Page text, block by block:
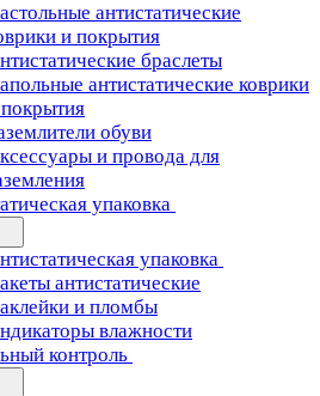
антистатические
и покрытия
браслеты
антистатические коврики
обуви
и провода для
упаковка
упаковка
антистатические
и пломбы
влажности
контроль